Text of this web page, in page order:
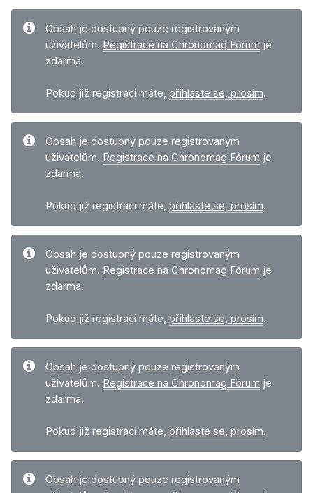
Obsah je dostupný pouze registrovaným
uživatelům. Registrace na Chronomag Fórum je
zdarma.
Pokud již registraci máte, přihlaste se, prosím.
Obsah je dostupný pouze registrovaným
uživatelům. Registrace na Chronomag Fórum je
zdarma.
Pokud již registraci máte, přihlaste se, prosím.
Obsah je dostupný pouze registrovaným
uživatelům. Registrace na Chronomag Fórum je
zdarma.
Pokud již registraci máte, přihlaste se, prosím.
Obsah je dostupný pouze registrovaným
uživatelům. Registrace na Chronomag Fórum je
zdarma.
Pokud již registraci máte, přihlaste se, prosím.
Obsah je dostupný pouze registrovaným